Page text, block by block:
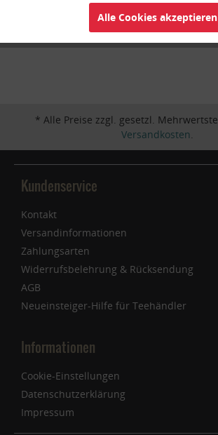
* Alle Preise zzgl. gesetzl.
Versandkosten.
Kundenservice
Kontakt
Versandinformationen
Zahlungsarten
Widerrufsbelehrung & Rücksendung
AGB
Neueinsteiger-Hilfe für Teehändler
Informationen
Cookie-Einstellungen
Datenschutzerklärung
Impressum
Personalisierung
Alle Cookies akzeptieren